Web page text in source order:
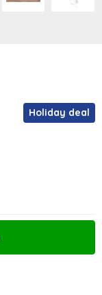
Holiday deal